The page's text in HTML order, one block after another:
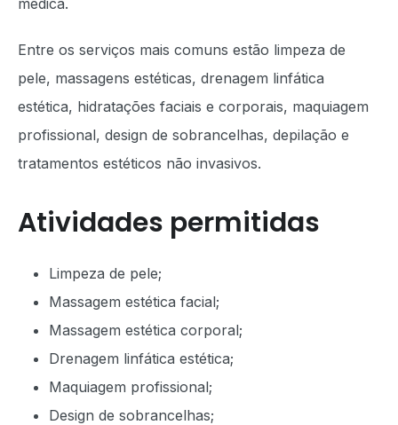
médica.
Entre os serviços mais comuns estão limpeza de
pele, massagens estéticas, drenagem linfática
estética, hidratações faciais e corporais, maquiagem
profissional, design de sobrancelhas, depilação e
tratamentos estéticos não invasivos.
Atividades permitidas
Limpeza de pele;
Massagem estética facial;
Massagem estética corporal;
Drenagem linfática estética;
Maquiagem profissional;
Design de sobrancelhas;